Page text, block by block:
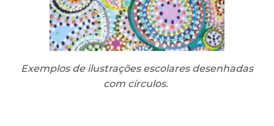
Exemplos de ilustrações escolares desenhadas
com círculos.